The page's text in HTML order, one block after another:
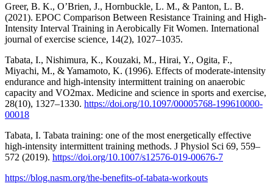
Greer, B. K., O’Brien, J., Hornbuckle, L. M., & Panton, L. B.
(2021). EPOC Comparison Between Resistance Training and High-
Intensity Interval Training in Aerobically Fit Women. International
journal of exercise science, 14(2), 1027–1035.
Tabata, I., Nishimura, K., Kouzaki, M., Hirai, Y., Ogita, F.,
Miyachi, M., & Yamamoto, K. (1996). Effects of moderate-intensity
endurance and high-intensity intermittent training on anaerobic
capacity and VO2max. Medicine and science in sports and exercise,
28(10), 1327–1330. https://doi.org/10.1097/00005768-199610000-
00018
Tabata, I. Tabata training: one of the most energetically effective
high-intensity intermittent training methods. J Physiol Sci 69, 559–
572 (2019). https://doi.org/10.1007/s12576-019-00676-7
https://blog.nasm.org/the-benefits-of-tabata-workouts